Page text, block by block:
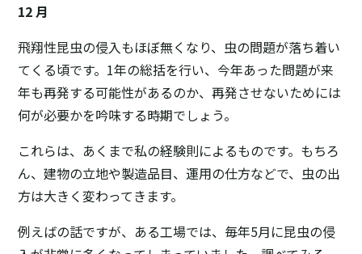
12 月
飛翔性昆虫の侵入もほぼ無くなり、虫の問題が落ち着い
てくる頃です。1年の総括を行い、今年あった問題が来
年も再発する可能性があるのか、再発させないためには
何が必要かを吟味する時期でしょう。
これらは、あくまで私の経験則によるものです。もちろ
ん、建物の立地や製造品目、運用の仕方などで、虫の出
方は大きく変わってきます。
例えばの話ですが、ある工場では、毎年5月に昆虫の侵